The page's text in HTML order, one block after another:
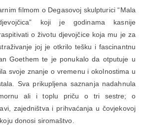
filmom o Degasovoj skulpturici “Mala
koji je godinama kasnije
o životu djevojčice koja mu je za
joj je otkrilo tešku i fascinantnu
Goethem te je ponukalo da otputuje u
svoje znanje o vremenu i okolnostima u
Sva prikupljena saznanja nadahnula
ali i toplu priču o tri sestre; o
zajedništva i prihvaćanja u čovjekovoj
donosi siromaštvo.